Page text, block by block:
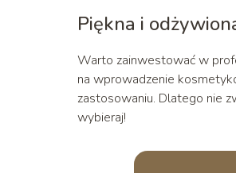
Piękna i
Warto zainwestować w
na wprowadzenie
zastosowaniu. Dlatego nie
wybieraj!